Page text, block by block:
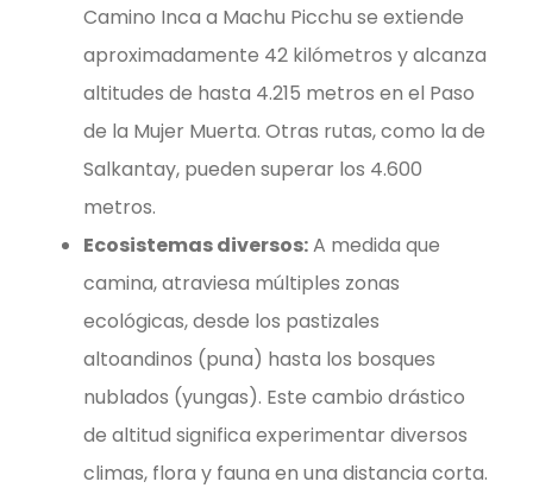
Camino Inca a Machu Picchu se extiende
aproximadamente 42 kilómetros y alcanza
altitudes de hasta 4.215 metros en el Paso
de la Mujer Muerta. Otras rutas, como la de
Salkantay, pueden superar los 4.600
metros.
Ecosistemas diversos:A medida que
camina, atraviesa múltiples zonas
ecológicas, desde los pastizales
altoandinos (puna) hasta los bosques
nublados (yungas). Este cambio drástico
de altitud significa experimentar diversos
climas, flora y fauna en una distancia corta.